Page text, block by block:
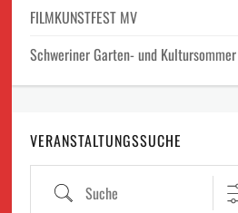
FILMKUNSTFEST MV
Schweriner Garten- und Kultursommer
VERANSTALTUNGSSUCHE
Suche